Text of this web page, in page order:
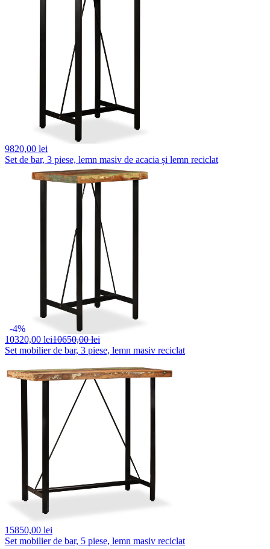
9820,00 lei
Set de bar, 3 piese, lemn masiv de acacia și lemn reciclat
-4%
10320,00 lei10650,00 lei
Set mobilier de bar, 3 piese, lemn masiv reciclat
15850,00 lei
Set mobilier de bar, 5 piese, lemn masiv reciclat